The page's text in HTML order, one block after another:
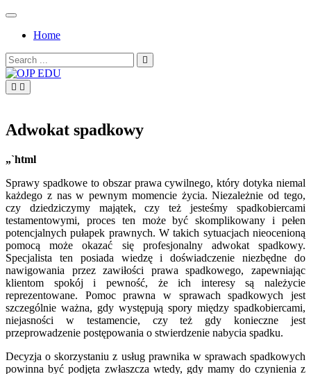
Skip
contentHome
Search
for:
Adwokat spadkowy
„`html
Sprawy spadkowe to obszar prawa cywilnego, który dotyka niemal
każdego z nas w pewnym momencie życia. Niezależnie od tego,
czy dziedziczymy majątek, czy też jesteśmy spadkobiercami
testamentowymi, proces ten może być skomplikowany i pełen
potencjalnych pułapek prawnych. W takich sytuacjach nieocenioną
pomocą może okazać się profesjonalny adwokat spadkowy.
Specjalista ten posiada wiedzę i doświadczenie niezbędne do
nawigowania przez zawiłości prawa spadkowego, zapewniając
klientom spokój i pewność, że ich interesy są należycie
reprezentowane. Pomoc prawna w sprawach spadkowych jest
szczególnie ważna, gdy występują spory między spadkobiercami,
niejasności w testamencie, czy też gdy konieczne jest
przeprowadzenie postępowania o stwierdzenie nabycia spadku.
Decyzja o skorzystaniu z usług prawnika w sprawach spadkowych
powinna być podjęta zwłaszcza wtedy, gdy mamy do czynienia z